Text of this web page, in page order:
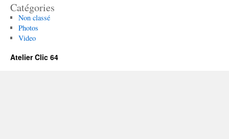
Catégories
Non classé
Photos
Video
Atelier Clic 64